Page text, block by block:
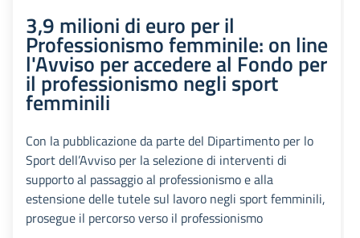
3,9 milioni di euro per il
Professionismo femminile: on line
l'Avviso per accedere al Fondo per
il professionismo negli sport
femminili
Con la pubblicazione da parte del Dipartimento per lo
Sport dell’Avviso per la selezione di interventi di
supporto al passaggio al professionismo e alla
estensione delle tutele sul lavoro negli sport femminili,
prosegue il percorso verso il professionismo